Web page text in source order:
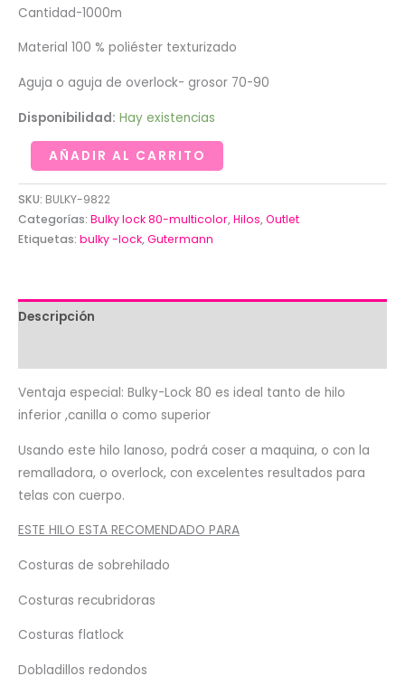
Cantidad-1000m
Material 100 % poliéster texturizado
Aguja o aguja de overlock- grosor 70-90
Disponibilidad: Hay existencias
Bulky-
lock
80-
Multicolor
AÑADIR AL CARRITO
SKU: BULKY-9822
Categorías: Bulky lock 80-multicolor,Hilos,Outlet
Etiquetas: bulky -lock,Gutermann
Descripción
Ventaja especial: Bulky-Lock 80 es ideal tanto de hilo
inferior ,canilla o como superior
Usando este hilo lanoso, podrá coser a maquina, o con la
remalladora, o overlock, con excelentes resultados para
telas con cuerpo.
ESTE HILO ESTA RECOMENDADO PARA
Costuras de sobrehilado
Costuras recubridoras
Costuras flatlock
Dobladillos redondos